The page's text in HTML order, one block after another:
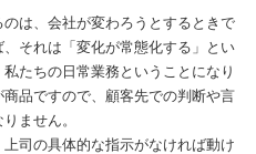
は、会社が変わろうとするときで
それは「変化が常態化する」とい
たちの日常業務ということになり
品ですので、顧客先での判断や言
ません。
司の具体的な指示がなければ動け